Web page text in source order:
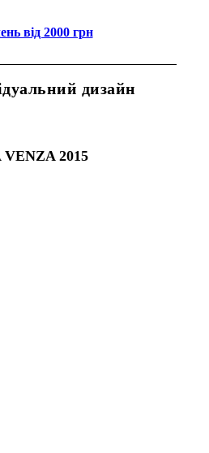
від 2000 грн
дизайн
2015